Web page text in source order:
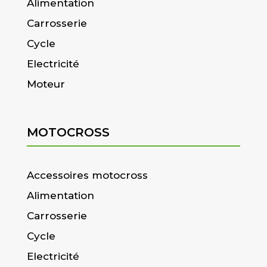
Alimentation
Carrosserie
Cycle
Electricité
Moteur
MOTOCROSS
Accessoires motocross
Alimentation
Carrosserie
Cycle
Electricité